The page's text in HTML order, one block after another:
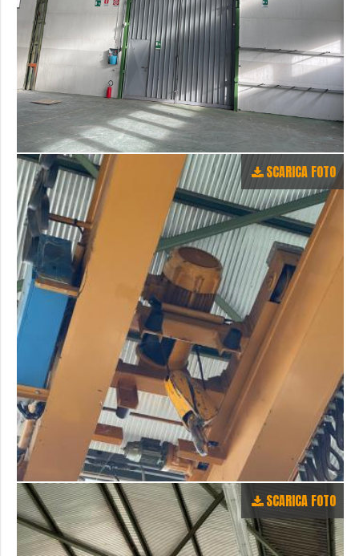
SCARICA FOTO
SCARICA FOTO